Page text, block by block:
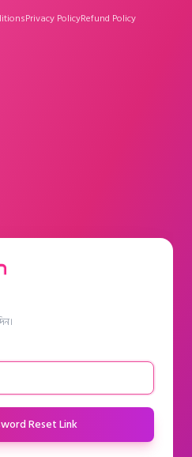
Privacy PolicyRefund Policy
Reset Link